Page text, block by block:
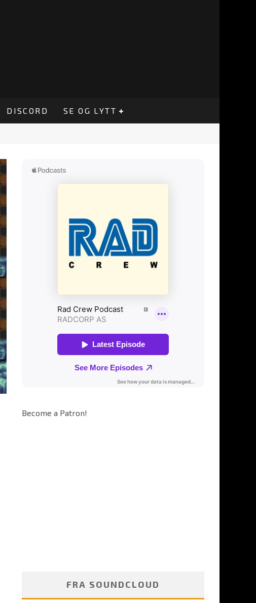
DISCORD SE OG LYTT
Become a Patron!
FRA SOUNDCLOUD